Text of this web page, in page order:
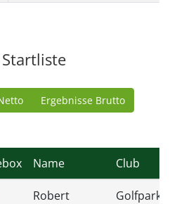
Startliste
Ergebnisse Brutto
Name Club
Robert
Golfpark